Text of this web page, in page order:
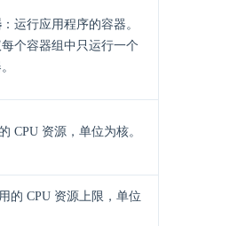
：运行应用程序的容器。
个容器组中只运行一个
CPU 资源，单位为核。
的 CPU 资源上限，单位